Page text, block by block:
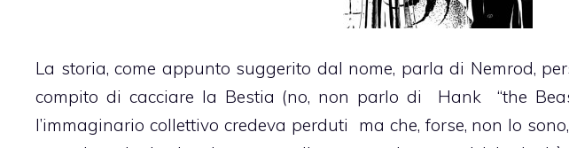
La storia, come appunto suggerito dal nome, parla di Nemrod,
compito di cacciare la Bestia (no, non parlo di Hank “the
l’immaginario collettivo credeva perduti ma che, forse, non lo